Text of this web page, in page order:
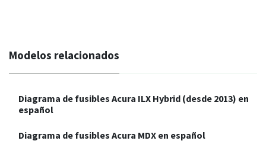
Modelos relacionados
Diagrama de fusibles Acura ILX Hybrid (desde 2013) en
español
Diagrama de fusibles Acura MDX en español